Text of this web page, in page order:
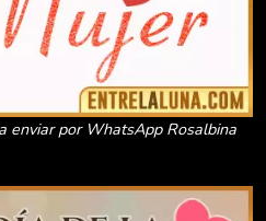
enviar por WhatsApp Rosalbina